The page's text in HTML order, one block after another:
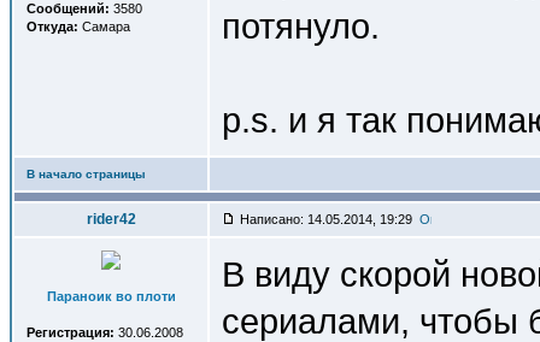
Сообщений: 3580
Откуда: Самара
потянуло.
p.s. и я так
В начало страницы
rider42 Написано: 14.05.2014, 19:29
Параноик во плоти
Регистрация: 30.06.2008
В виду скорой
сериалами, чтобы